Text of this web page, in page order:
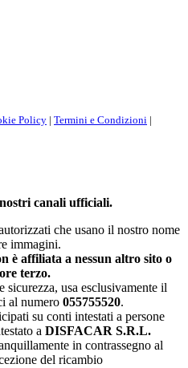
Policy | Termini e Condizioni |
canali ufficiali.
che usano il nostro nome
immagini.
è affiliata a nessun altro sito o
terzo.
sicurezza, usa esclusivamente il
al numero 055755520.
su conti intestati a persone
a DISFACAR S.R.L.
in contrassegno al
del ricambio